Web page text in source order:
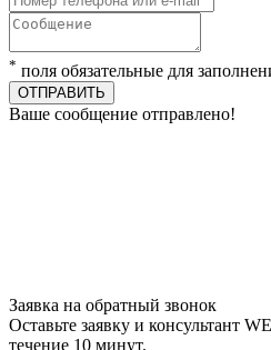
* поля обязательные для
ОТПРАВИТЬ
Ваше сообщение отправлено!
Заявка на обратный звонок
Оставьте заявку и консультант
течение 10 минут.